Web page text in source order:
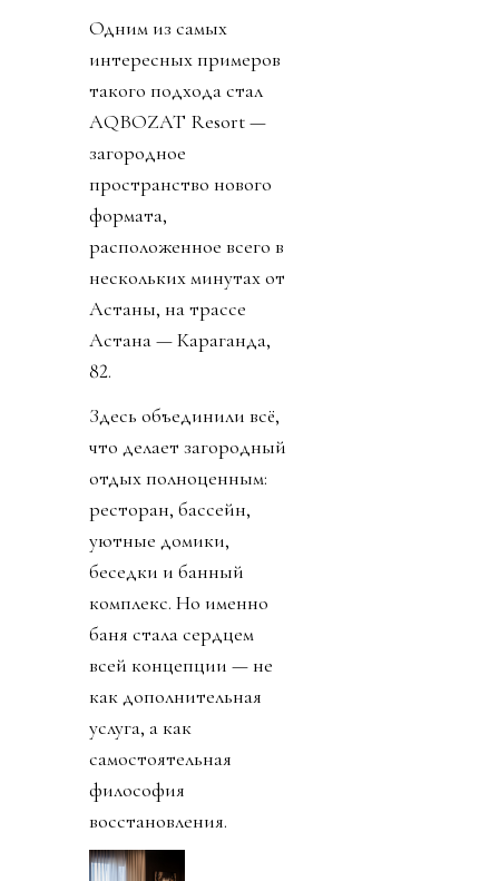
Одним из самых
интересных примеров
такого подхода стал
AQBOZAT Resort —
загородное
пространство нового
формата,
расположенное всего в
нескольких минутах от
Астаны, на трассе
Астана — Караганда,
82.
Здесь объединили всё,
что делает загородный
отдых полноценным:
ресторан, бассейн,
уютные домики,
беседки и банный
комплекс. Но именно
баня стала сердцем
всей концепции — не
как дополнительная
услуга, а как
самостоятельная
философия
восстановления.